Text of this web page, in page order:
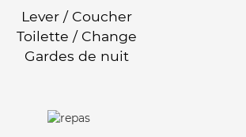
Lever / Coucher
Toilette / Change
Gardes de nuit